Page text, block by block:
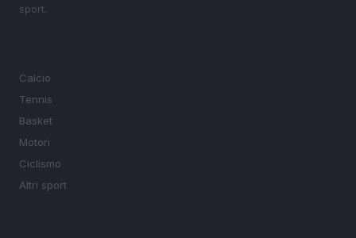
sport.
Calcio
Tennis
Basket
Motori
Ciclismo
Altri sport